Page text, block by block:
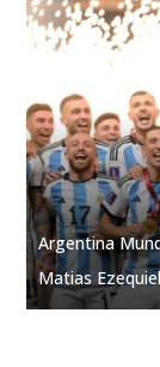
Argentina
Matias